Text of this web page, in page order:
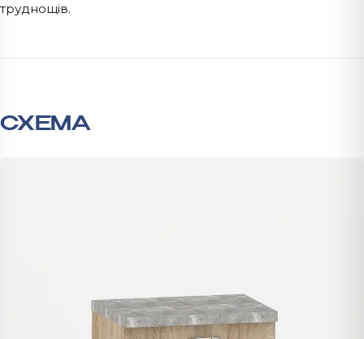
труднощів.
СХЕМА